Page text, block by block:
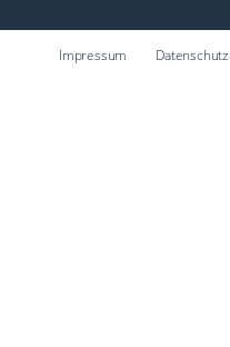
Impressum Datenschutz